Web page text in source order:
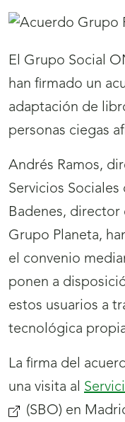
El Grupo Social
han firmado un
adaptación de
personas ciegas
Andrés Ramos,
Servicios Sociales
Badenes, director
Grupo Planeta,
el convenio
ponen a
estos usuarios a
tecnológica
La firma del
una visita al
(SBO) en